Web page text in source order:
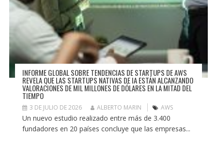
INFORME GLOBAL SOBRE TENDENCIAS DE STARTUPS DE AWS
REVELA QUE LAS STARTUPS NATIVAS DE IA ESTÁN ALCANZANDO
VALORACIONES DE MIL MILLONES DE DÓLARES EN LA MITAD DEL
TIEMPO
3 DE JULIO DE 2026 ALBERTO MARIN AWS
Un nuevo estudio realizado entre más de 3.400
fundadores en 20 países concluye que las empresas...